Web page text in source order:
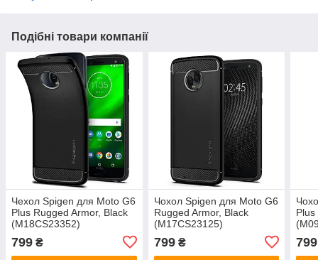
Подібні товари компанії
Чехол Spigen для Moto G6
Plus Rugged Armor, Black
(M18CS23352)
799 ₴
Чохол Spigen для Moto G6
Rugged Armor, Black
(M17CS23125)
799₴
Plus
799